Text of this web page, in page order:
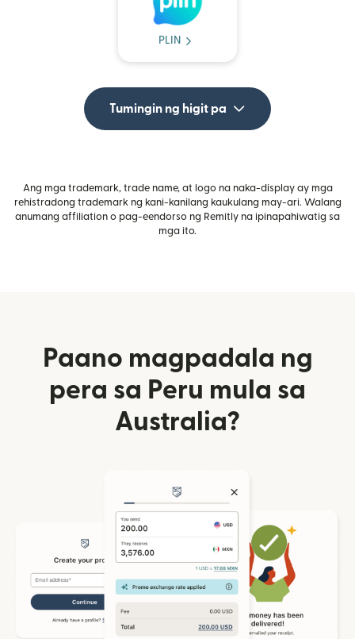
PLIN
Tumingin ng higit pa
Ang mga trademark, trade name, at logo na naka-display ay mga
rehistradong trademark ng kani-kanilang kaukulang may-ari. Walang
anumang affiliation o pag-eendorso ng Remitly na ipinapahiwatig sa
mga ito.
Paano magpadala ng
pera sa Peru mula sa
Australia?